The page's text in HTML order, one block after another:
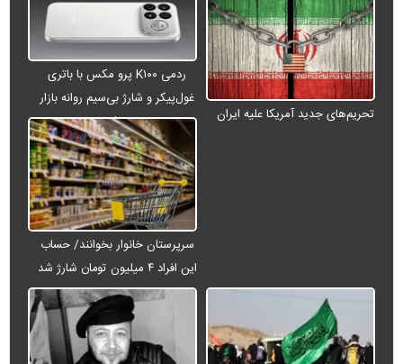
تحریم‌های جدید آمریکا علیه ایران
ردمی K۱۰۰ پرو مکس با باتری
غول‌پیکر و شارژ بی‌سیم روانه بازار
می‌شود
سرپرستان خانوار بخوانند/ حساب
این افراد ۴ میلیون تومان شارژ شد